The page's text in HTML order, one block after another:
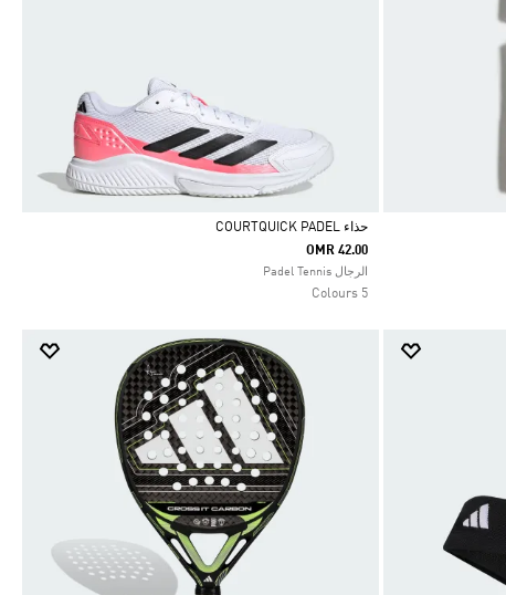
Selected
حذاء COURTQUICK PADEL
OMR 42.00
الرجال Padel Tennis
5 Colours